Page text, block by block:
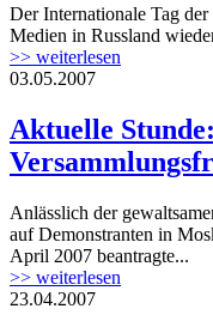
Der Internationale Tag
Medien in Russland
>> weiterlesen
03.05.2007
Aktuelle
Anlässlich der
auf Demonstranten in
April 2007 beantragte...
>> weiterlesen
23.04.2007